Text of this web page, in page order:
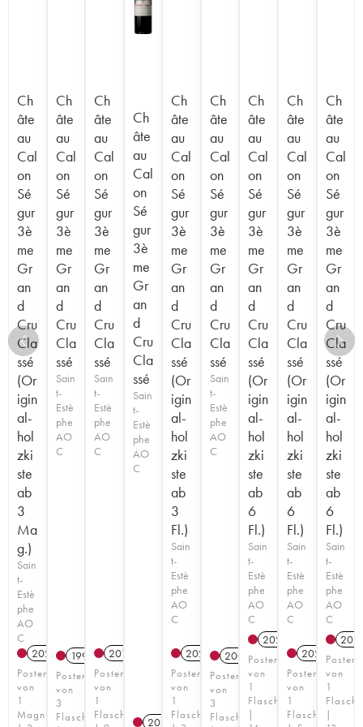
Ch
âte
au
Cal
on
Sé
gur
3è
me
Gr
an
d
Cru
Cla
ssé
(Or
igin
al-
hol
zki
ste
ab
3
Ma
g.)
Sain
t-
Estè
phe
AO
C
2023 T
Posten
von
1
Magnum
Ch
âte
au
Cal
on
Sé
gur
3è
me
Gr
an
d
Cru
Cla
ssé
Sain
t-
Estè
phe
AO
C
1997
Posten
von
3
Flaschen
Ch
âte
au
Cal
on
Sé
gur
3è
me
Gr
an
d
Cru
Cla
ssé
Sain
t-
Estè
phe
AO
C
2019
Posten
von
1
Flasche
Ch
âte
au
Cal
on
Sé
gur
3è
me
Gr
an
d
Cru
Cla
ssé
Sain
t-
Estè
phe
AO
C
2025 T
Ch
âte
au
Cal
on
Sé
gur
3è
me
Gr
an
d
Cru
Cla
ssé
(Or
igin
al-
hol
zki
ste
ab
3
Fl.)
Sain
t-
Estè
phe
AO
C
2023 T
Posten
von
1
Flasche
Ch
âte
au
Cal
on
Sé
gur
3è
me
Gr
an
d
Cru
Cla
ssé
Sain
t-
Estè
phe
AO
C
2008
Posten
von
3
Flaschen
Ch
âte
au
Cal
on
Sé
gur
3è
me
Gr
an
d
Cru
Cla
ssé
(Or
igin
al-
hol
zki
ste
ab
6
Fl.)
Sain
t-
Estè
phe
AO
C
2020
Posten
von
1
Flasche
|
Ch
âte
au
Cal
on
Sé
gur
3è
me
Gr
an
d
Cru
Cla
ssé
(Or
igin
al-
hol
zki
ste
ab
6
Fl.)
Sain
t-
Estè
phe
AO
C
2023
Posten
von
1
Flasche
Ch
âte
au
Cal
on
Sé
gur
3è
me
Gr
an
d
Cru
Cla
ssé
(Or
igin
al-
hol
zki
ste
ab
6
Fl.)
Sain
t-
Estè
phe
AO
C
Posten
von
1
Flasche
|